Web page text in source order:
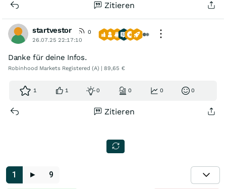
Zitieren
startvestor
0
26.07.25 22:17:10
Danke für deine Infos.
Robinhood Markets Registered (A) | 89,65 €
1 1 0 0 0 0
Zitieren
1 ► 9